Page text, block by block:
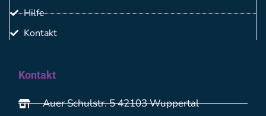
Hilfe
Kontakt
Kontakt
Auer Schulstr. 5 42103 Wuppertal